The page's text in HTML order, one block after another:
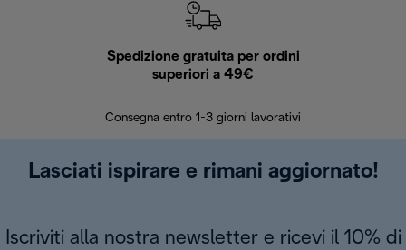
Spedizione gratuita per ordini
superiori a 49€
Consegna entro 1-3 giorni lavorativi
Lasciati ispirare e rimani aggiornato!
Iscriviti alla nostra newsletter e ricevi il 10% di